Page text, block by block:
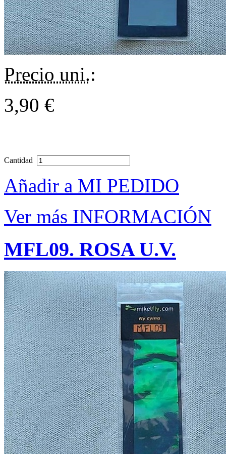
Precio uni.:
3,90 €
Cantidad
Añadir a MI PEDIDO
Ver más INFORMACIÓN
MFL09. ROSA U.V.